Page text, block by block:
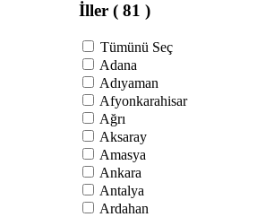
İller ( 81 )
Tümünü Seç
Adana
Adıyaman
Afyonkarahisar
Ağrı
Aksaray
Amasya
Ankara
Antalya
Ardahan